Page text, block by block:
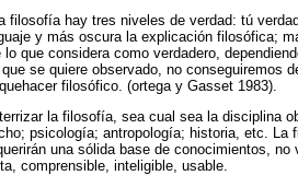
filosofía hay tres niveles de verdad: tú
y más oscura la explicación filosófica;
que considera como verdadero,
se quiere observado, no conseguiremos
filosófico. (ortega y Gasset 1983).
la filosofía, sea cual sea la disciplina
psicología; antropología; historia, etc. La
una sólida base de conocimientos, no
comprensible, inteligible, usable.